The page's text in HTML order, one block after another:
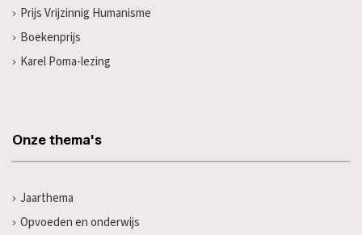
Prijs Vrijzinnig Humanisme
Boekenprijs
Karel Poma-lezing
Onze thema's
Jaarthema
Opvoeden en onderwijs